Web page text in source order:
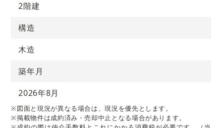
2階建
構造
木造
築年月
2026年8月
※図面と現況が異なる場合は、現況を優先とします。
※掲載物件は成約済み・売却中止となる場合があります。